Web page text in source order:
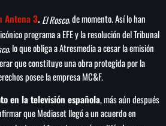
Antena 3. El Rosco, de momento. Así lo han
programa a EFE y la resolución del Tribunal
, lo que obliga a Atresmedia a cesar la emisión
que constituye una obra protegida por la
posee la empresa MC&F.
en la televisión española, más aún después
que Mediaset llegó a un acuerdo en